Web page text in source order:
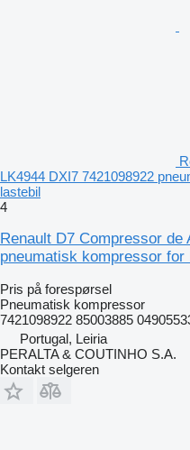
LK4944 DXI7 7421098922
lastebil
4
Renault D7 Compressor de
pneumatisk kompressor for
Pris på forespørsel
Pneumatisk kompressor
7421098922 85003885
Portugal, Leiria
PERALTA & COUTINHO S.A.
Kontakt selgeren